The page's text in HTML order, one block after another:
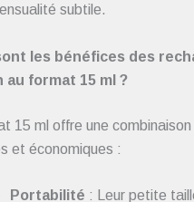
subtile.
les bénéfices des
au format 15 ml ?
15 ml offre une
et économiques :
Portabilité : Leur petite